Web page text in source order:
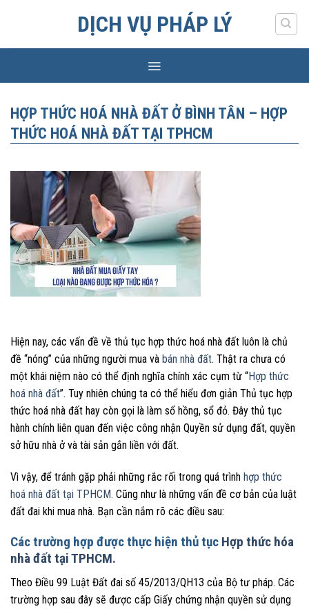
DỊCH VỤ PHÁP LÝ
HỢP THỨC HOÁ NHÀ ĐẤT Ở BÌNH TÂN – HỢP
THỨC HOÁ NHÀ ĐẤT TẠI TPHCM
Hiện nay, các vấn đề về thủ tục hợp thức hoá nhà đất luôn là chủ
đề “nóng” của những người mua và bán nhà đất. Thật ra chưa có
một khái niệm nào có thể định nghĩa chính xác cụm từ “Hợp thức
hoá nhà đất”. Tuy nhiên chúng ta có thể hiểu đơn giản Thủ tục hợp
thức hoá nhà đất hay còn gọi là làm sổ hồng, sổ đỏ. Đây thủ tục
hành chính liên quan đến việc công nhận Quyền sử dụng đất, quyền
sở hữu nhà ở và tài sản gắn liền với đất.
Vì vậy, để tránh gặp phải những rắc rối trong quá trình hợp thức
hoá nhà đất tại TPHCM. Cũng như là những vấn đề cơ bản của luật
đất đai khi mua nhà. Bạn cần nắm rõ các điều sau:
Các trường hợp được thực hiện thủ tục Hợp thức hóa
nhà đất tại TPHCM.
Theo Điều 99 Luật Đất đai số 45/2013/QH13 của Bộ tư pháp. Các
trường hợp sau đây sẽ được cấp Giấy chứng nhận quyền sử dụng